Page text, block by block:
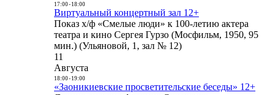
17:00- 18:00
Виртуальный концертный зал 12+
Показ х/ф «Смелые люди» к 100-летию актера
театра и кино Сергея Гурзо (Мосфильм, 1950, 95
мин.) (Ульяновой, 1, зал № 12)
11
Августа
18:00- 19:00
«Заоникиевские просветительские беседы» 12+